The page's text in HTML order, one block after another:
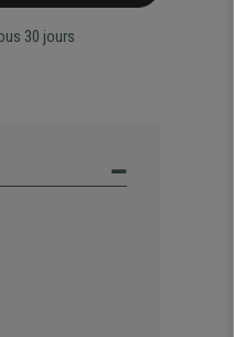
30 jours